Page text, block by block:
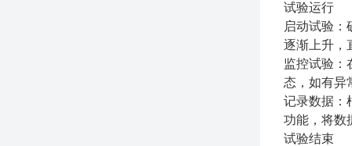
试验运行
启动试验：
逐渐上升，
监控试验：
态，如有异
记录数据：
功能，将数
试验结束